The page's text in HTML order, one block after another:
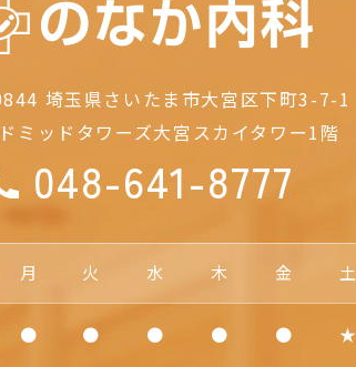
埼玉県さいたま市大宮区下町3-7-1
ミッドタワーズ大宮 スカイタワー1階
048-641-8777
月 火 水 木 金 土
● ● ● ● ● ★